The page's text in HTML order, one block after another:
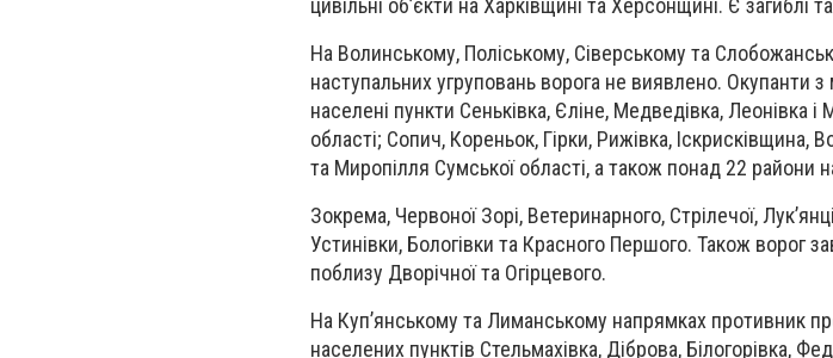
На Волинському, Поліському, Сіверському та
наступальних угруповань ворога не виявлено. Окупанти з
населені пункти Сеньківка, Єліне, Медведівка, Леонівка і
області; Сопич, Кореньок, Гірки, Рижівка, Іскрисківщина,
та Миропілля Сумської області, а також понад 22 райони
Зокрема, Червоної Зорі, Ветеринарного, Стрілечої,
Устинівки, Бологівки та Красного Першого. Також ворог
поблизу Дворічної та Огірцевого.
На Куп’янському та Лиманському напрямках противник
населених пунктів Стельмахівка, Діброва, Білогорівка,